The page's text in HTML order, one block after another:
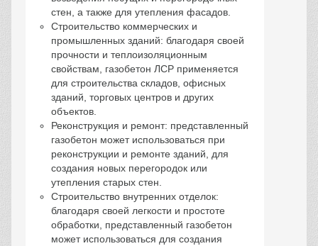
стен, а также для утепления фасадов.
Строительство коммерческих и
промышленных зданий: благодаря своей
прочности и теплоизоляционным
свойствам, газобетон ЛСР применяется
для строительства складов, офисных
зданий, торговых центров и других
объектов.
Реконструкция и ремонт: представленный
газобетон может использоваться при
реконструкции и ремонте зданий, для
создания новых перегородок или
утепления старых стен.
Строительство внутренних отделок:
благодаря своей легкости и простоте
обработки, представленный газобетон
может использоваться для создания